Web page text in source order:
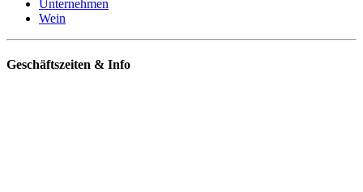
Unternehmen
Wein
Geschäftszeiten & Info